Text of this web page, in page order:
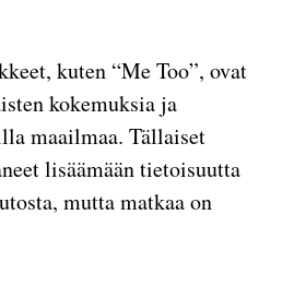
kuten “Me Too”, ovat
kokemuksia ja
maailmaa. Tällaiset
lisäämään tietoisuutta
mutta matkaa on